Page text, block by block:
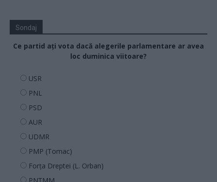
Sondaj
Ce partid ați vota dacă alegerile parlamentare ar avea
loc duminica viitoare?
USR
PNL
PSD
AUR
UDMR
PMP (Tomac)
Forța Dreptei (L. Orban)
PNȚMM